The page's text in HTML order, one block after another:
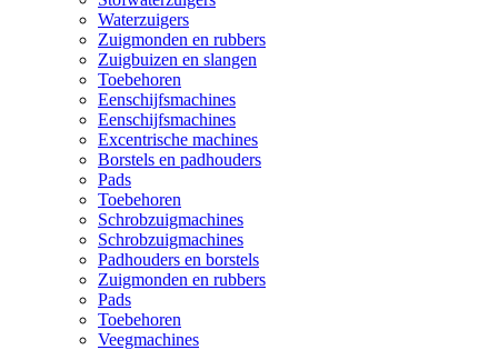
Waterzuigers
Zuigmonden en rubbers
Zuigbuizen en slangen
Toebehoren
Eenschijfsmachines
Eenschijfsmachines
Excentrische machines
Borstels en padhouders
Pads
Toebehoren
Schrobzuigmachines
Schrobzuigmachines
Padhouders en borstels
Zuigmonden en rubbers
Pads
Toebehoren
Veegmachines